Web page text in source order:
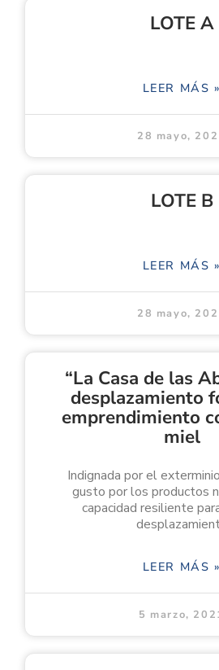
LOTE A
LEER MÁS »
28 mayo,
LOTE B
LEER MÁS »
28 mayo,
“La Casa de las
desplazamiento
emprendimiento
miel
Indignada por el
gusto por los productos
capacidad resiliente
LEER MÁS »
5 marzo,